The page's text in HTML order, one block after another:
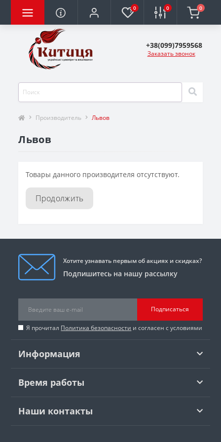
0 0 0
+38(099)7959568
Заказать звонок
Производитель Львов
Львов
Товары данного производителя отсутствуют.
Продолжить
Хотите узнавать первым об акциях и скидках?
Подпишитесь на нашу рассылку
Подписаться
Я прочитал Политика безопасности и согласен с условиями
Информация
Время работы
Наши контакты